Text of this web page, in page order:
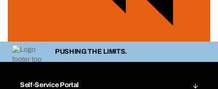
PUSHING THE LIMITS.
Self-Service Portal